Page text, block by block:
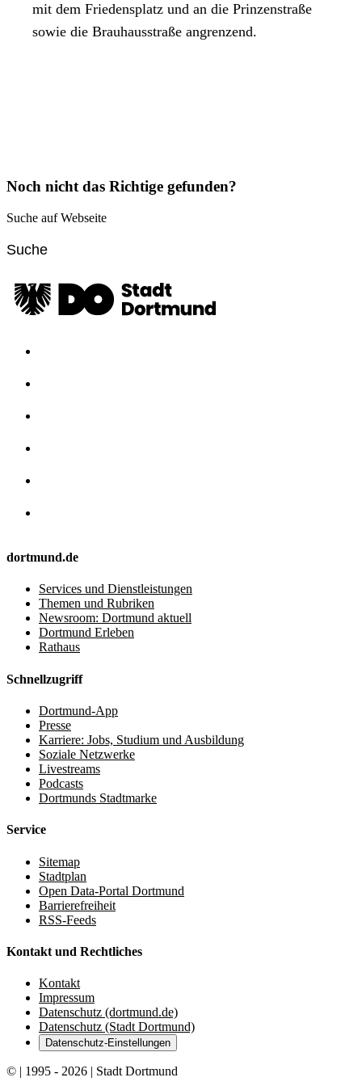
mit dem Friedensplatz und an die Prinzenstraße
sowie die Brauhausstraße angrenzend.
Noch nicht das Richtige gefunden?
Suche auf Webseite
dortmund.de
Services und Dienstleistungen
Themen und Rubriken
Newsroom: Dortmund aktuell
Dortmund Erleben
Rathaus
Schnellzugriff
Dortmund-App
Presse
Karriere: Jobs, Studium und Ausbildung
Soziale Netzwerke
Livestreams
Podcasts
Dortmunds Stadtmarke
Service
Sitemap
Stadtplan
Open Data-Portal Dortmund
Barrierefreiheit
RSS-Feeds
Kontakt und Rechtliches
Kontakt
Impressum
Datenschutz (dortmund.de)
Datenschutz (Stadt Dortmund)
Datenschutz-Einstellungen
© | 1995 - 2026 | Stadt Dortmund